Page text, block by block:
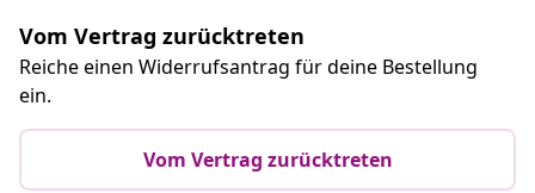
Vom Vertrag zurücktreten
Reiche einen Widerrufsantrag für deine Bestellung
ein.
Vom Vertrag zurücktreten